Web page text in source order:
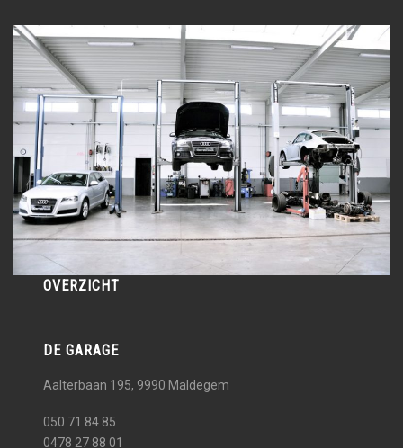
OVERZICHT
DE GARAGE
Aalterbaan 195, 9990 Maldegem
050 71 84 85
0478 27 88 01